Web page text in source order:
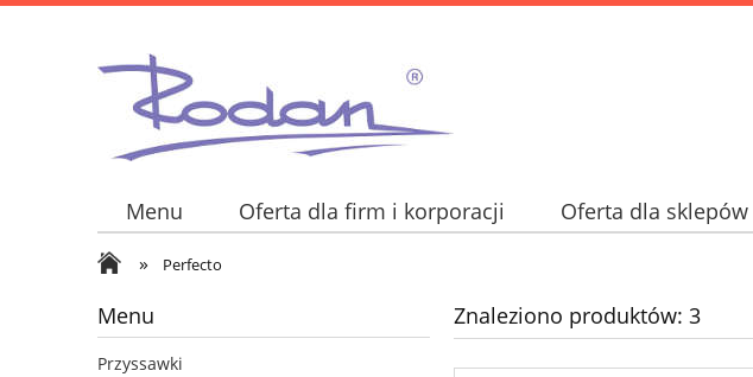
Menu Oferta dla firm i korporacji Oferta dla sklepów
Nowości
» Perfecto
Menu
Przyssawki
Znaleziono produktów: 3